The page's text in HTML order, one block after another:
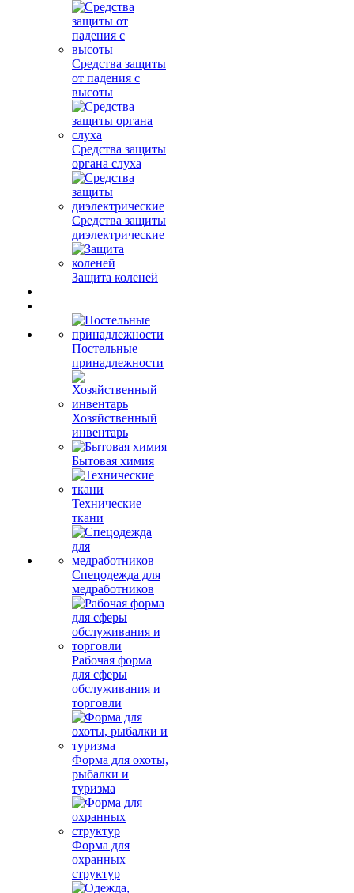
Средства защиты
от падения с
высоты
Средства защиты
органа слуха
Средства защиты
диэлектрические
Защита коленей
Постельные
принадлежности
Хозяйственный
инвентарь
Бытовая химия
Технические
ткани
Спецодежда для
медработников
Рабочая форма
для сферы
обслуживания и
торговли
Форма для охоты,
рыбалки и
туризма
Форма для
охранных
структур